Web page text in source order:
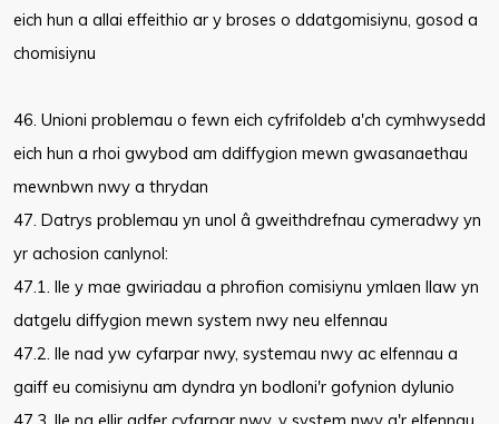
eich hun a allai effeithio ar y broses o ddatgomisiynu, gosod a
chomisiynu
46. Unioni problemau o fewn eich cyfrifoldeb a'ch cymhwysedd
eich hun a rhoi gwybod am ddiffygion mewn gwasanaethau
mewnbwn nwy a thrydan
47. Datrys problemau yn unol â gweithdrefnau cymeradwy yn
yr achosion canlynol:
47.1. lle y mae gwiriadau a phrofion comisiynu ymlaen llaw yn
datgelu diffygion mewn system nwy neu elfennau
47.2. lle nad yw cyfarpar nwy, systemau nwy ac elfennau a
gaiff eu comisiynu am dyndra yn bodloni'r gofynion dylunio